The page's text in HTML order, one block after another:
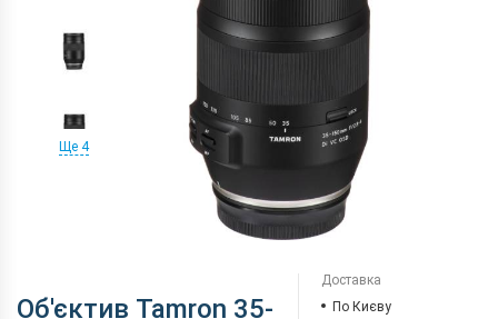
Ще 4
Об'єктив Tamron 35-
Доставка
По Києву